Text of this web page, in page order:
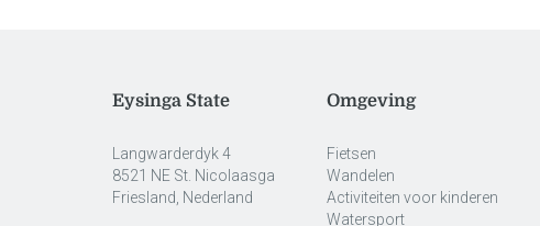
Eysinga State
Langwarderdyk 4
8521 NE St. Nicolaasga
Friesland, Nederland
Omgeving
Fietsen
Wandelen
Activiteiten voor kinderen
Watersport